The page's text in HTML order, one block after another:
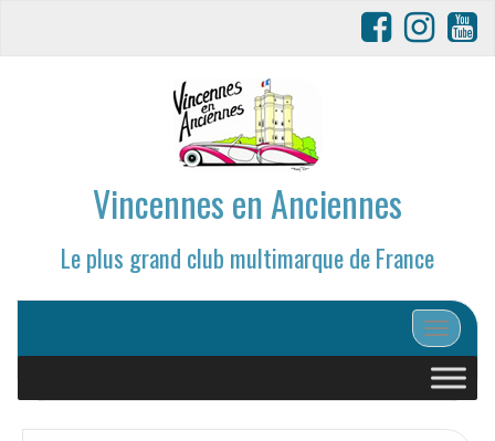
Vincennes en Anciennes
Le plus grand club multimarque de France
Afficher/